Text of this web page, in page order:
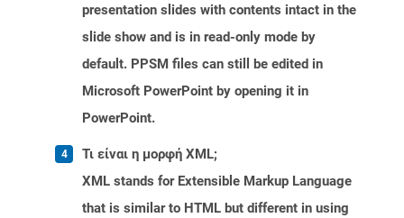
presentation slides with contents intact in the
slide show and is in read-only mode by
default. PPSM files can still be edited in
Microsoft PowerPoint by opening it in
PowerPoint.
Τι είναι η μορφή XML;
XML stands for Extensible Markup Language
that is similar to HTML but different in using